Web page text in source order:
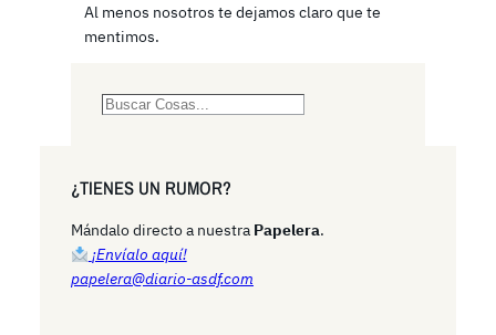
Al menos nosotros te dejamos claro que te
mentimos.
S
r
h
¿TIENES UN RUMOR?
Mándalo directo a nuestra Papelera.
¡Envíalo aquí!
papelera@diario-asdf.com